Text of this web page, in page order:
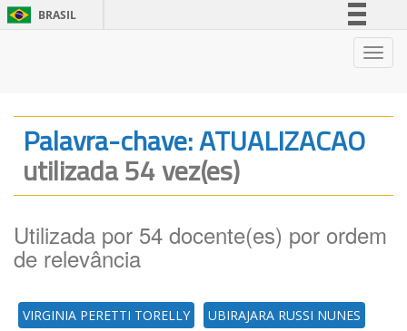
BRASIL
Legislação
Palavra-chave: ATUALIZACAO
utilizada 54 vez(es)
Utilizada por 54 docente(es) por ordem
de relevância
VIRGINIA PERETTI TORELLY UBIRAJARA RUSSI NUNES